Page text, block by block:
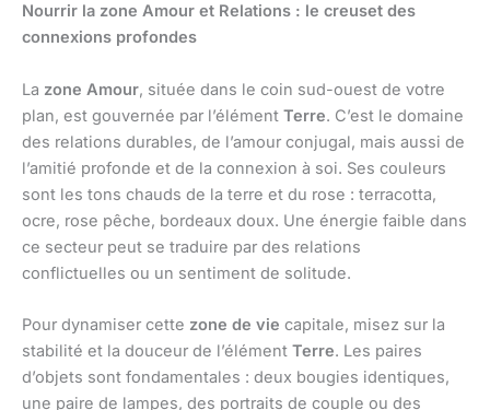
Nourrir la zone Amour et Relations : le creuset des
connexions profondes
La zone Amour, située dans le coin sud-ouest de votre
plan, est gouvernée par l’élément Terre. C’est le domaine
des relations durables, de l’amour conjugal, mais aussi de
l’amitié profonde et de la connexion à soi. Ses couleurs
sont les tons chauds de la terre et du rose : terracotta,
ocre, rose pêche, bordeaux doux. Une énergie faible dans
ce secteur peut se traduire par des relations
conflictuelles ou un sentiment de solitude.
Pour dynamiser cette zone de vie capitale, misez sur la
stabilité et la douceur de l’élément Terre. Les paires
d’objets sont fondamentales : deux bougies identiques,
une paire de lampes, des portraits de couple ou des